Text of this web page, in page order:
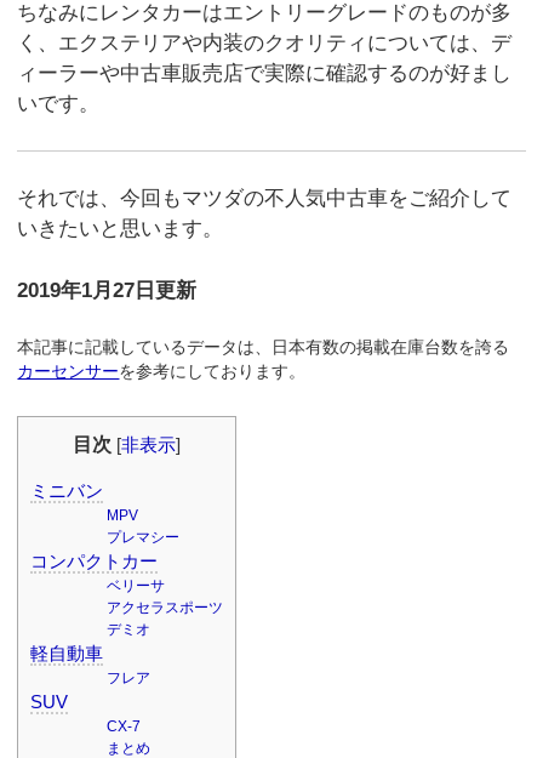
ちなみにレンタカーはエントリーグレードのものが多
く、エクステリアや内装のクオリティについては、デ
ィーラーや中古車販売店で実際に確認するのが好まし
いです。
それでは、今回もマツダの不人気中古車をご紹介して
いきたいと思います。
2019年1月27日更新
本記事に記載しているデータは、日本有数の掲載在庫台数を誇る
カーセンサーを参考にしております。
目次 [非表示]
ミニバン
MPV
プレマシー
コンパクトカー
ベリーサ
アクセラスポーツ
デミオ
軽自動車
フレア
SUV
CX-7
まとめ